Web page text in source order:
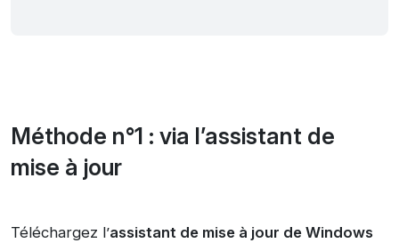
Méthode n°1 : via l’assistant de
mise à jour
Téléchargez l’assistant de mise à jour de Windows